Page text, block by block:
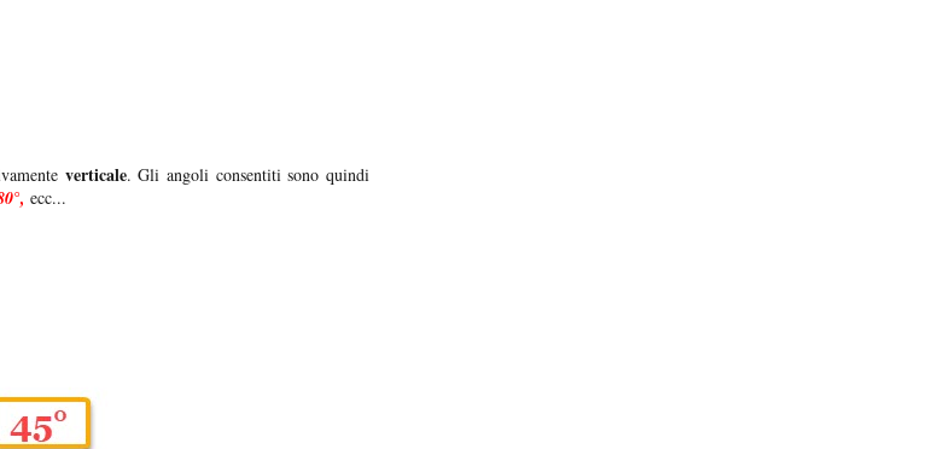
verticale. Gli angoli consentiti sono quindi
ecc...